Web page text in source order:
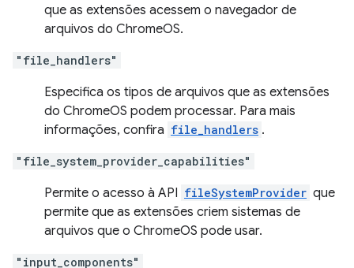
que as extensões acessem o navegador de
arquivos do ChromeOS.
"file_handlers"
Especifica os tipos de arquivos que as extensões
do ChromeOS podem processar. Para mais
informações, confira file_handlers .
"file_system_provider_capabilities"
Permite o acesso à API fileSystemProvider que
permite que as extensões criem sistemas de
arquivos que o ChromeOS pode usar.
"input_components"